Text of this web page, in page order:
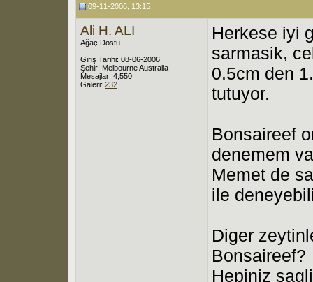
09-11-2006, 13:15
Ali H. ALI
Ağaç Dostu
Giriş Tarihi: 08-06-2006
Şehir: Melbourne Australia
Mesajlar: 4,550
Galeri: 232
Herkese iyi
sarmasik,
0.5cm den
tutuyor.
Bonsaireef
denemem
Memet de
ile
Diger
Bonsaireef?
Hepiniz